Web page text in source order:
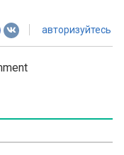
авторизуйтесь